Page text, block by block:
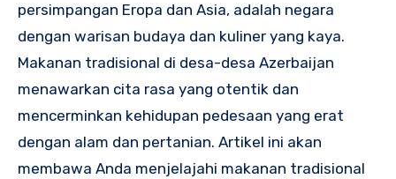
persimpangan Eropa dan Asia, adalah negara
dengan warisan budaya dan kuliner yang kaya.
Makanan tradisional di desa-desa Azerbaijan
menawarkan cita rasa yang otentik dan
mencerminkan kehidupan pedesaan yang erat
dengan alam dan pertanian. Artikel ini akan
membawa Anda menjelajahi makanan tradisional